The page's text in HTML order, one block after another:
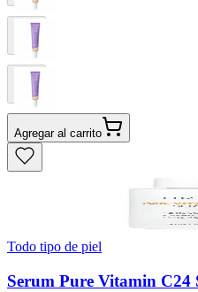
Agregar al carrito
Todo tipo de piel
Serum Pure Vitamin